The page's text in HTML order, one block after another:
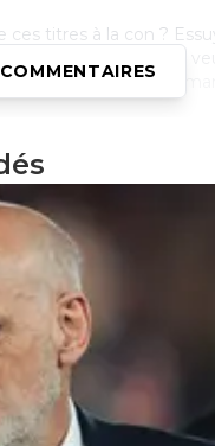
titres à la con ?
On a le droit de
à 14:48
sur Merdercé, pour
ont plus d'argent